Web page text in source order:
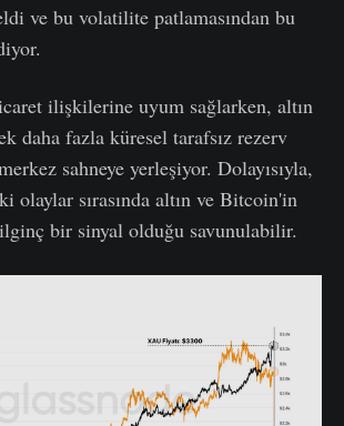
ve bu volatilite patlamasından bu
ilişkilerine uyum sağlarken, altın
daha fazla küresel tarafsız rezerv
sahneye yerleşiyor. Dolayısıyla,
olaylar sırasında altın ve Bitcoin'in
bir sinyal olduğu savunulabilir.